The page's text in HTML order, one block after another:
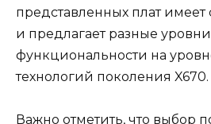
представленных плат имеет
и предлагает разные уровни
функциональности на
технологий поколения X670.
Важно отметить, что выбор